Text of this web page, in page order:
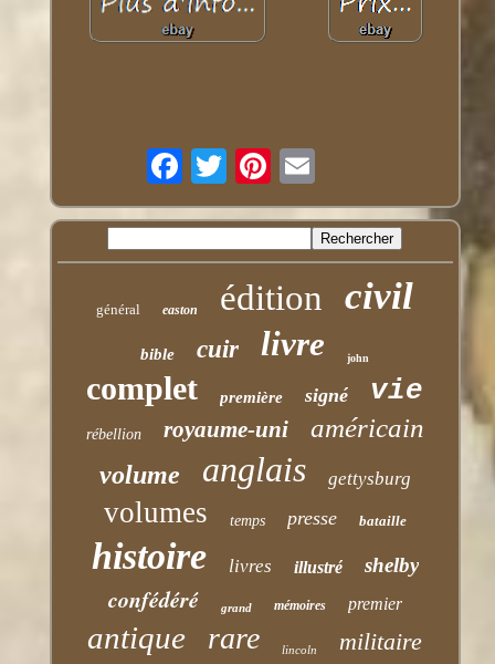
général easton édition civil
bible cuir livre john
complet première signé vie
rébellion royaume-uni américain
volume anglais gettysburg
volumes temps presse bataille
histoire livres illustré shelby
confédéré grand mémoires premier
antique rare lincoln militaire